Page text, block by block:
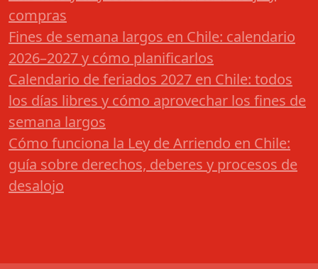
compras
Fines de semana largos en Chile: calendario
2026–2027 y cómo planificarlos
Calendario de feriados 2027 en Chile: todos
los días libres y cómo aprovechar los fines de
semana largos
Cómo funciona la Ley de Arriendo en Chile:
guía sobre derechos, deberes y procesos de
desalojo